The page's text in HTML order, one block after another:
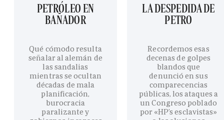
PETRÓLEO EN
BAÑADOR
Qué cómodo resulta
señalar al alemán de
las sandalias
mientras se ocultan
décadas de mala
planificación,
burocracia
paralizante y
LA DESPEDIDA DE
PETRO
Recordemos esas
decenas de golpes
blandos que
denunció en sus
comparecencias
públicas, los ataques a
un Congreso poblado
por «HP’s esclavistas»